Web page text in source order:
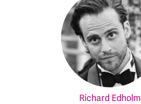
Richard Edholm